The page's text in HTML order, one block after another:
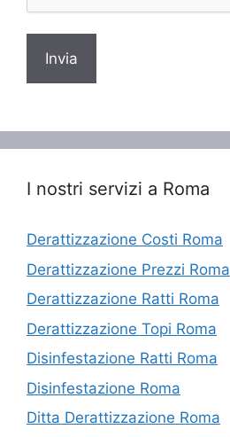
I nostri servizi a Roma
Derattizzazione Costi Roma
Derattizzazione Prezzi Roma
Derattizzazione Ratti Roma
Derattizzazione Topi Roma
Disinfestazione Ratti Roma
Disinfestazione Roma
Ditta Derattizzazione Roma